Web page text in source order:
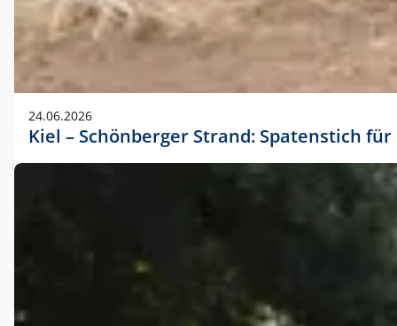
24.06.2026
Kiel – Schönberger Strand: Spatenstich